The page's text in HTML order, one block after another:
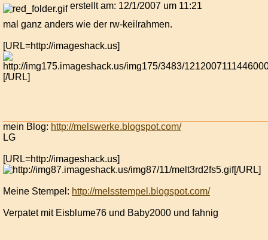
erstellt am: 12/1/2007 um 11:21
mal ganz anders wie der rw-keilrahmen.
[URL=http://imageshack.us]
[/URL]
mein Blog: http://melswerke.blogspot.com/
LG
[URL=http://imageshack.us]
[/URL]
Meine Stempel: http://melsstempel.blogspot.com/
Verpatet mit Eisblume76 und Baby2000 und fahnig